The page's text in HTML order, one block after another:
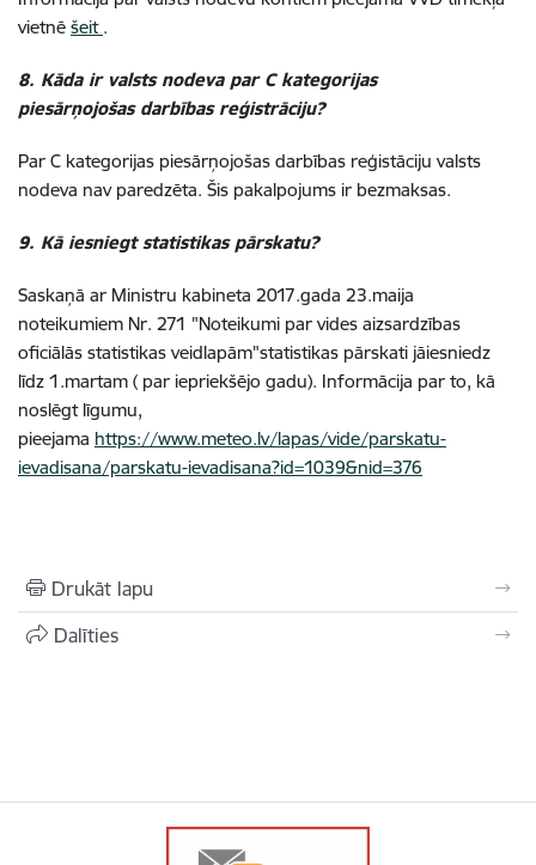
vietnē šeit .
8. Kāda ir valsts nodeva par C kategorijas
piesārņojošas darbības reģistrāciju?
Par C kategorijas piesārņojošas darbības reģistāciju valsts
nodeva nav paredzēta. Šis pakalpojums ir bezmaksas.
9. Kā iesniegt statistikas pārskatu?
Saskaņā ar Ministru kabineta 2017.gada 23.maija
noteikumiem Nr. 271 "Noteikumi par vides aizsardzības
oficiālās statistikas veidlapām"statistikas pārskati jāiesniedz
līdz 1.martam ( par iepriekšējo gadu). Informācija par to, kā
noslēgt līgumu,
pieejama https://www.meteo.lv/lapas/vide/parskatu-
ievadisana/parskatu-ievadisana?id=1039&nid=376
Drukāt lapu
Dalīties